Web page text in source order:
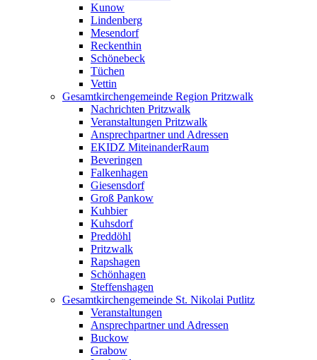
Kunow
Lindenberg
Mesendorf
Reckenthin
Schönebeck
Tüchen
Vettin
Gesamtkirchengemeinde Region Pritzwalk
Nachrichten Pritzwalk
Veranstaltungen Pritzwalk
Ansprechpartner und Adressen
EKIDZ MiteinanderRaum
Beveringen
Falkenhagen
Giesensdorf
Groß Pankow
Kuhbier
Kuhsdorf
Preddöhl
Pritzwalk
Rapshagen
Schönhagen
Steffenshagen
Gesamtkirchengemeinde St. Nikolai Putlitz
Veranstaltungen
Ansprechpartner und Adressen
Buckow
Grabow